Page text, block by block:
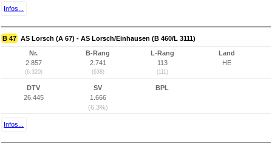
Infos...
B 47 AS Lorsch (A 67) - AS Lorsch/Einhausen (B 460/L 3111)
Nr.
2.857
(6.320)
B-Rang
2.741
(638)
L-Rang
113
(111)
Land
HE
DTV
26.445
SV
1.666
(6,3%)
BPL
Infos...